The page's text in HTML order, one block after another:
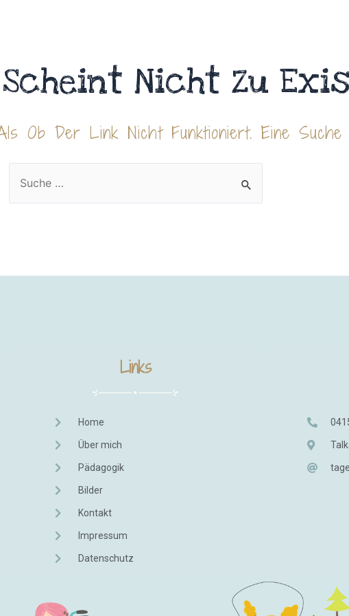
Nicht Zu
Ob Der Link Nicht Funktioniert. Eine Suche
Links
Home
Über mich
Pädagogik
Bilder
Kontakt
Impressum
Datenschutz